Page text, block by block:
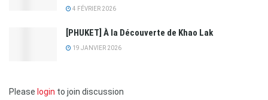
4 FÉVRIER 2026
[PHUKET] À la Découverte de Khao Lak
19 JANVIER 2026
Please login to join discussion